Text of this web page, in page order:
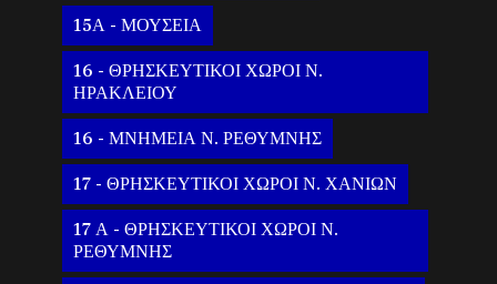
15Α - ΜΟΥΣΕΙΑ
16 - ΘΡΗΣΚΕΥΤΙΚΟΙ ΧΩΡΟΙ Ν.
ΗΡΑΚΛΕΙΟΥ
16 - ΜΝΗΜΕΙΑ Ν. ΡΕΘΥΜΝΗΣ
17 - ΘΡΗΣΚΕΥΤΙΚΟΙ ΧΩΡΟΙ Ν. ΧΑΝΙΩΝ
17 Α - ΘΡΗΣΚΕΥΤΙΚΟΙ ΧΩΡΟΙ Ν.
ΡΕΘΥΜΝΗΣ